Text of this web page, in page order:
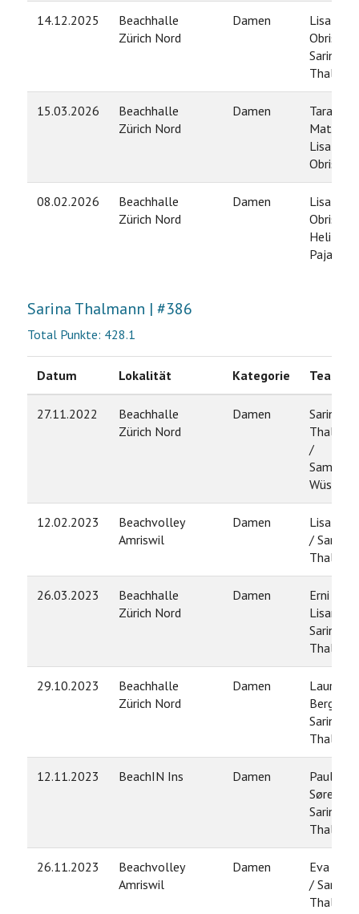
14.12.2025
Beachhalle
Zürich Nord
Damen
Lisa
Obrist /
Sarina
15.03.2026
Beachhalle
Zürich Nord
Damen
Tara
Matic /
Lisa
Obrist
08.02.2026
Beachhalle
Zürich Nord
Damen
Lisa
Obrist /
Heli
Sarina Thalmann | #386
Total Punkte: 428.1
Datum Lokalität Kategorie Team
27.11.2022
Beachhalle
Zürich Nord
Damen
Sarina
/
Wüst
12.02.2023
Beachvolley
Amriswil
Damen
Lisa
/ Sarina
26.03.2023
Beachhalle
Zürich Nord
Damen
Erni
Lisanne /
Sarina
29.10.2023
Beachhalle
Zürich Nord
Damen
Laura
Berger /
Sarina
12.11.2023 BeachIN Ins Damen
Pauline
Sarina
26.11.2023
Beachvolley
Amriswil
Damen
Eva
/ Sarina